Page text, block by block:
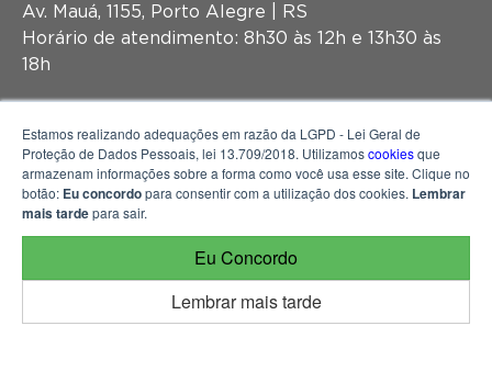
Av. Mauá, 1155, Porto Alegre | RS
Horário de atendimento: 8h30 às 12h e 13h30 às
18h
Estamos realizando adequações em razão da LGPD - Lei Geral de
Proteção de Dados Pessoais, lei 13.709/2018. Utilizamoscookiesque
armazenam informações sobre a forma como você usa esse site. Clique no
botão: Eu concordopara consentir com a utilização dos cookies. Lembrar
mais tardepara sair.
Eu Concordo
Lembrar mais tarde